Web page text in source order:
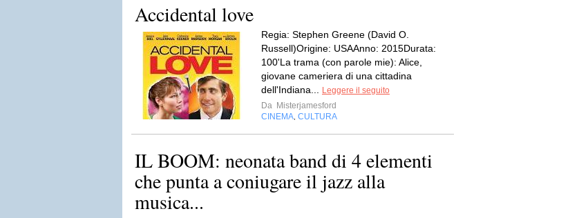
Accidental love
Regia: Stephen Greene (David O.
Russell)Origine: USAAnno: 2015Durata:
100'La trama (con parole mie): Alice,
giovane cameriera di una cittadina
dell'Indiana...
Leggere il seguito
Da Misterjamesford
CINEMA CULTURA
IL BOOM: neonata band di 4 elementi
che punta a coniugare il jazz alla
musica...